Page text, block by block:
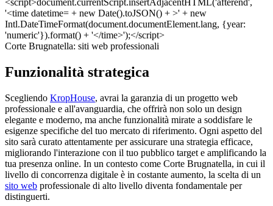
Corte Brugnatella: siti web professionali
Funzionalità strategica
Scegliendo KropHouse, avrai la garanzia di un progetto web
professionale e all'avanguardia, che offrirà non solo un design
elegante e moderno, ma anche funzionalità mirate a soddisfare le
esigenze specifiche del tuo mercato di riferimento. Ogni aspetto del
sito sarà curato attentamente per assicurare una strategia efficace,
migliorando l'interazione con il tuo pubblico target e amplificando la
tua presenza online. In un contesto come Corte Brugnatella, in cui il
livello di concorrenza digitale è in costante aumento, la scelta di un
sito web professionale di alto livello diventa fondamentale per
distinguerti.